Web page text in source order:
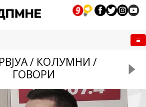
/ КОЛУМНИ /
ГОВОРИ